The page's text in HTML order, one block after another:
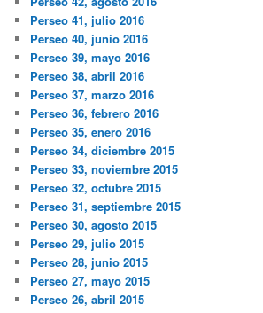
Perseo 41, julio 2016
Perseo 40, junio 2016
Perseo 39, mayo 2016
Perseo 38, abril 2016
Perseo 37, marzo 2016
Perseo 36, febrero 2016
Perseo 35, enero 2016
Perseo 34, diciembre 2015
Perseo 33, noviembre 2015
Perseo 32, octubre 2015
Perseo 31, septiembre 2015
Perseo 30, agosto 2015
Perseo 29, julio 2015
Perseo 28, junio 2015
Perseo 27, mayo 2015
Perseo 26, abril 2015